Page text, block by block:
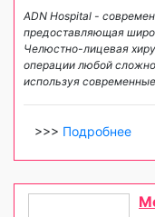
ADN Hospital -
предоставляющая
Челюстно-лицевая
операции любой
используя
>>> Подробнее